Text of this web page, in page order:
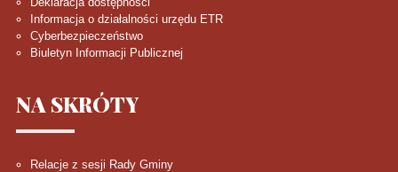
Informacja o działalności urzędu ETR
Cyberbezpieczeństwo
Biuletyn Informacji Publicznej
NA SKRÓTY
Relacje z sesji Rady Gminy